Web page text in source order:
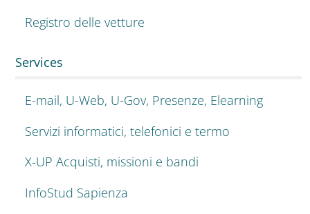
Registro delle vetture
Services
E-mail, U-Web, U-Gov, Presenze, Elearning
Servizi informatici, telefonici e termo
X-UP Acquisti, missioni e bandi
InfoStud Sapienza